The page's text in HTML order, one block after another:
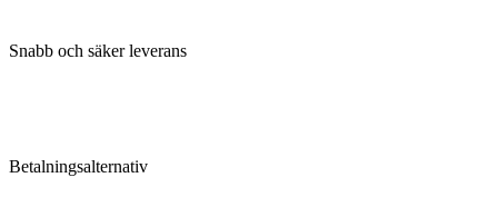
Snabb och säker leverans
Betalningsalternativ